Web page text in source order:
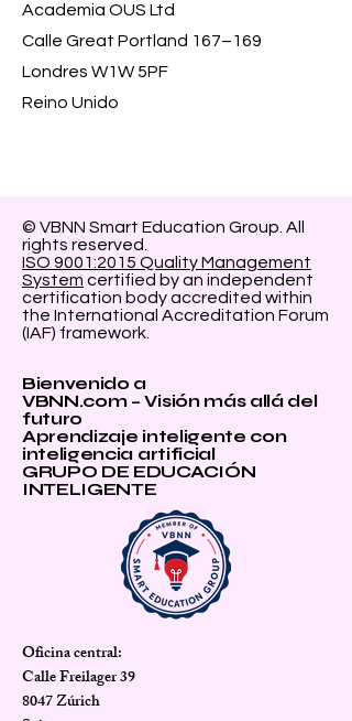
Academia OUS Ltd
Calle Great Portland 167–169
Londres W1W 5PF
Reino Unido
© VBNN Smart Education Group. All
rights reserved.
ISO 9001:2015 Quality Management
System certified by an independent
certification body accredited within
the International Accreditation Forum
(IAF) framework.
Bienvenido a
VBNN.com – Visión más allá del
futuro
Aprendizaje inteligente con
inteligencia artificial
GRUPO DE EDUCACIÓN
INTELIGENTE
Oficina central:
Calle Freilager 39
8047 Zúrich